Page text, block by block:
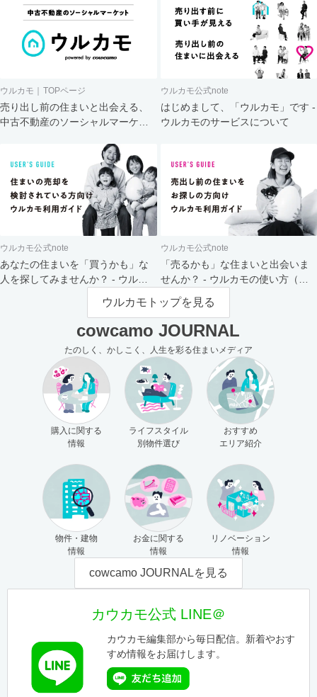
ウルカモ｜TOPページ
売り出し前の住まいと出会える、
中古不動産のソーシャルマーケッ
ウルカモ公式note
はじめまして、「ウルカモ」です -
ウルカモのサービスについて
ウルカモ公式note
あなたの住まいを「買うかも」な
人を探してみませんか？ - ウルカ
ウルカモ公式note
「売るかも」な住まいと出会いま
せんか？ - ウルカモの使い方（買
主さま向け）
ウルカモトップを見る
cowcamo JOURNAL
たのしく、かしこく、人生を彩る住まいメディア
購入に関する
情報
ライフスタイル
別物件選び
おすすめ
エリア紹介
物件・建物
情報
お金に関する
情報
リノベーション
情報
cowcamo JOURNALを見る
カウカモ公式 LINE＠
カウカモ編集部から毎日配信。新着やおす
すめ情報をお届けします。